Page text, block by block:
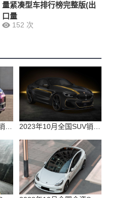
量紧凑型车排行榜完整版(出
口量
152 次